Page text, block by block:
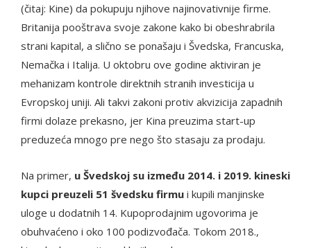
(čitaj: Kine) da pokupuju njihove najinovativnije firme.
Britanija pooštrava svoje zakone kako bi obeshrabrila
strani kapital, a slično se ponašaju i Švedska, Francuska,
Nemačka i Italija. U oktobru ove godine aktiviran je
mehanizam kontrole direktnih stranih investicija u
Evropskoj uniji. Ali takvi zakoni protiv akvizicija zapadnih
firmi dolaze prekasno, jer Kina preuzima start-up
preduzeća mnogo pre nego što stasaju za prodaju.
Na primer, u Švedskoj su između 2014. i 2019. kineski
kupci preuzeli 51 švedsku firmu i kupili manjinske
uloge u dodatnih 14. Kupoprodajnim ugovorima je
obuhvaćeno i oko 100 podizvođača. Tokom 2018.,